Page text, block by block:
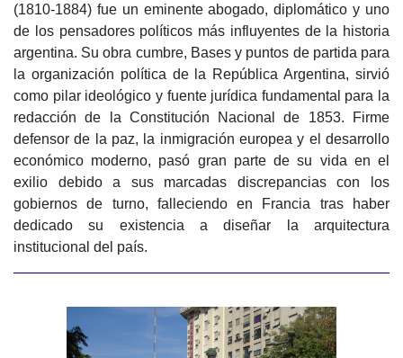
(1810-1884) fue un eminente abogado, diplomático y uno
de los pensadores políticos más influyentes de la historia
argentina. Su obra cumbre, Bases y puntos de partida para
la organización política de la República Argentina, sirvió
como pilar ideológico y fuente jurídica fundamental para la
redacción de la Constitución Nacional de 1853. Firme
defensor de la paz, la inmigración europea y el desarrollo
económico moderno, pasó gran parte de su vida en el
exilio debido a sus marcadas discrepancias con los
gobiernos de turno, falleciendo en Francia tras haber
dedicado su existencia a diseñar la arquitectura
institucional del país.